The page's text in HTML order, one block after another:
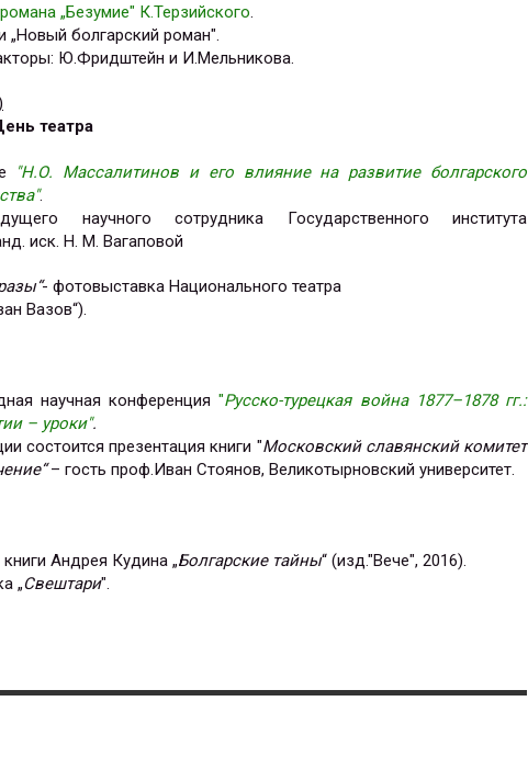
„Безумие" К.Терзийского
„Новый болгарский роман".
Ю.Фридштейн и И.Мельникова.
театра
"Н.О. Массалитинов и его влияние на развитие болгарского
.
научного сотрудника Государственного института
иск. Н. М. Вагаповой
- фотовыставка Национального театра
Вазов“).
научная конференция"Русско-турецкая война 1877–1878 гг.:
– уроки".
состоится презентация книги "Московский славянский комитет
– гость проф.Иван Стоянов, Великотырновский университет.
Андрея Кудина „Болгарские тайны“ (изд."Вече", 2016).
„Свештари".